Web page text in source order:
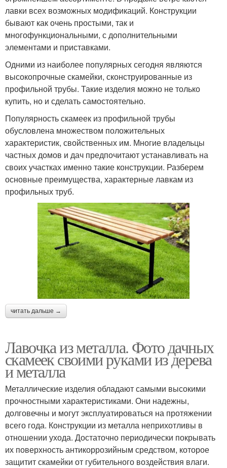
лавки всех возможных модификаций. Конструкции
бывают как очень простыми, так и
многофункциональными, с дополнительными
элементами и приставками.
Одними из наиболее популярных сегодня являются
высокопрочные скамейки, сконструированные из
профильной трубы. Такие изделия можно не только
купить, но и сделать самостоятельно.
Популярность скамеек из профильной трубы
обусловлена множеством положительных
характеристик, свойственных им. Многие владельцы
частных домов и дач предпочитают устанавливать на
своих участках именно такие конструкции. Разберем
основные преимущества, характерные лавкам из
профильных труб.
читать дальше →
Лавочка из металла. Фото дачных
скамеек своими руками из дерева
и металла
Металлические изделия обладают самыми высокими
прочностными характеристиками. Они надежны,
долговечны и могут эксплуатироваться на протяжении
всего года. Конструкции из металла неприхотливы в
отношении ухода. Достаточно периодически покрывать
их поверхность антикоррозийным средством, которое
защитит скамейки от губительного воздействия влаги.